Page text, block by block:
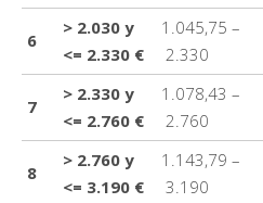
6
> 2.030 y
<= 2.330 €
1.045,75 –
2.330
7
> 2.330 y
<= 2.760 €
1.078,43 –
2.760
8
> 2.760 y
<= 3.190 €
1.143,79 –
3.190